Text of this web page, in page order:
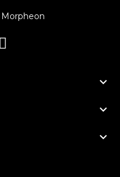
Morpheon


